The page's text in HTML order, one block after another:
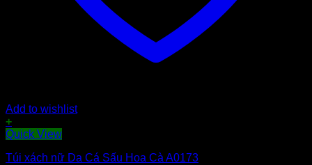
Add to wishlist
+
Quick View
Túi xách nữ Da Cá Sấu Hoa Cà A0173